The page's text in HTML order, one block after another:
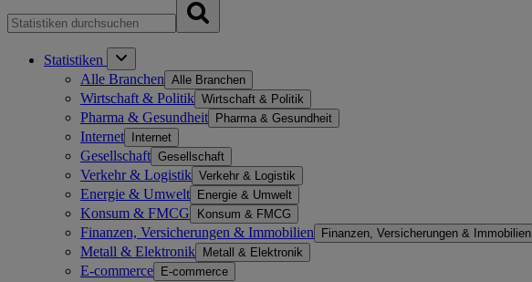
Statistiken
Alle Branchen Alle Branchen
Wirtschaft & Politik Wirtschaft & Politik
Pharma & Gesundheit Pharma & Gesundheit
Internet Internet
Gesellschaft Gesellschaft
Verkehr & Logistik Verkehr & Logistik
Energie & Umwelt Energie & Umwelt
Konsum & FMCG Konsum & FMCG
Finanzen, Versicherungen & Immobilien Finanzen, Versicherungen & Immobilien
Metall & Elektronik Metall & Elektronik
E-commerce E-commerce